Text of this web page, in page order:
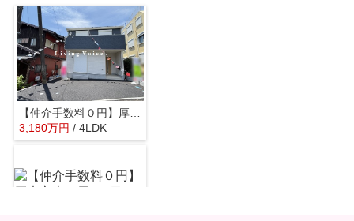
約1992m／25分
厚木市立北小学校
【仲介手数料０円】厚木市長谷第15 新築一戸建て
3,180万円 / 4LDK